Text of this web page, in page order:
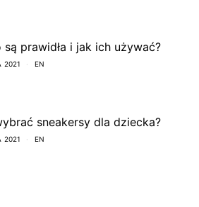
są prawidła i jak ich używać?
2021 EN
sneakersy dla dziecka?
2021 EN